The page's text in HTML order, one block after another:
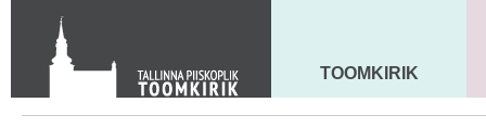
Toom-Kooli 6, 10130 TALLINN
tallinna.toom
+372 644 4140
MAARJA KIRIK
TOOMKIRIK